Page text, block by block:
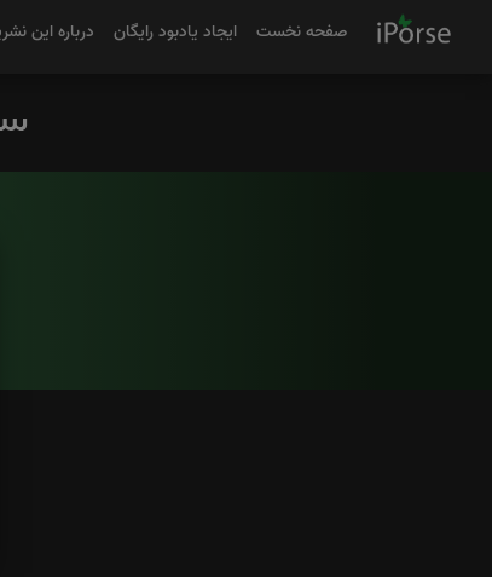
صفحه نخست ایجاد یادبود رایگان درباره این